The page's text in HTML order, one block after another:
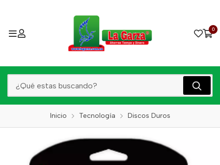
0
Inicio Tecnología Discos Duros